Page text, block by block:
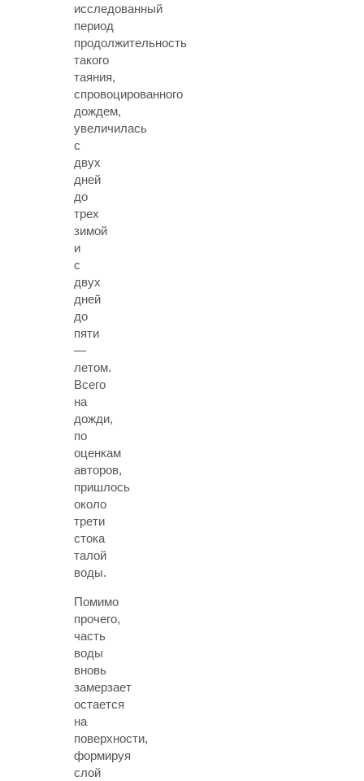
исследованный
период
продолжительность
такого
таяния,
спровоцированного
дождем,
увеличилась
с
двух
дней
до
трех
зимой
и
с
двух
дней
до
пяти
—
летом.
Всего
на
дожди,
по
оценкам
авторов,
пришлось
около
трети
стока
талой
воды.
Помимо
прочего,
часть
воды
вновь
замерзает
остается
на
поверхности,
формируя
слой